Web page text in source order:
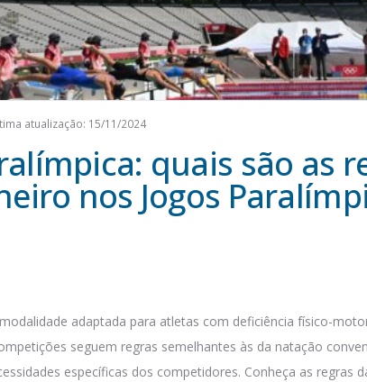
atualização: 15/11/2024
quais são as
nos Jogos
adaptada para atletas com deficiência físico-
seguem regras semelhantes às da natação
específicas dos competidores. Conheça as regras